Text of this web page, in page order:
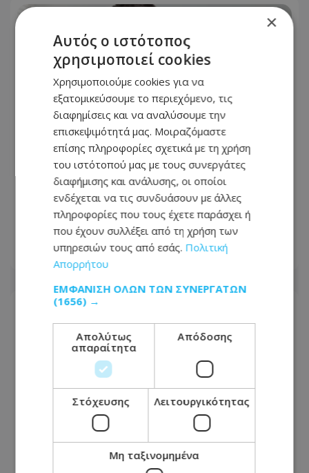
«Βγήκα χάλια!»: Γιατί δεν μας
αρέσουμε στις φωτογραφίες, ενώ οι
άλλοι μάς βλέπουν όμορφους
08.08.2026 - 17:44
×
Αυτός ο ιστότοπος
χρησιμοποιεί cookies
Χρησιμοποιούμε cookies για να
εξατομικεύσουμε το περιεχόμενο, τις
διαφημίσεις και να αναλύσουμε την
επισκεψιμότητά μας. Μοιραζόμαστε
επίσης πληροφορίες σχετικά με τη χρήση
του ιστότοπού μας με τους συνεργάτες
διαφήμισης και ανάλυσης, οι οποίοι
ενδέχεται να τις συνδυάσουν με άλλες
πληροφορίες που τους έχετε παράσχει ή
που έχουν συλλέξει από τη χρήση των
υπηρεσιών τους από εσάς. Πολιτική
Απορρήτου
ΕΜΦΆΝΙΣΗ ΌΛΩΝ ΤΩΝ ΣΥΝΕΡΓΑΤΏΝ
(1656) →
Απολύτως
απαραίτητα
Απόδοσης
Στόχευσης Λειτουργικότητας
Μη ταξινομημένα